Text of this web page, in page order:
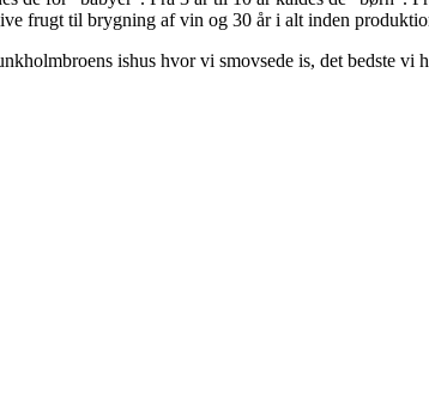
frugt til brygning af vin og 30 år i alt inden
ishus hvor vi smovsede is, det bedste vi